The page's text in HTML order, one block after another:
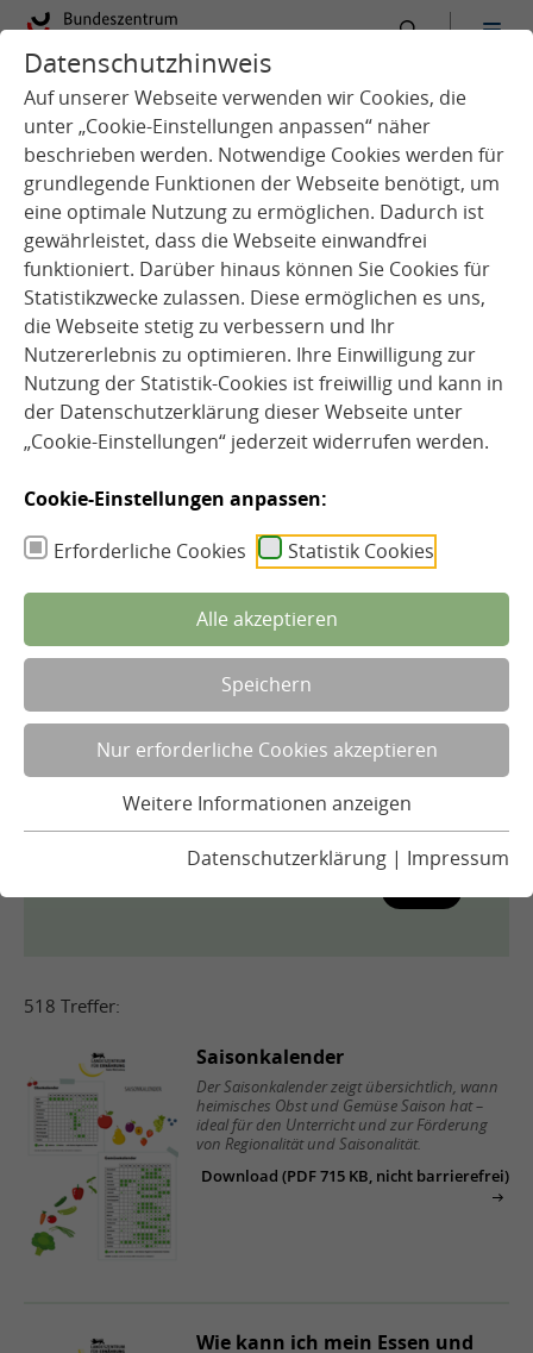
Datenschutzhinweis
Auf unserer Webseite verwenden wir Cookies, die
unter „Cookie-Einstellungen anpassen“ näher
beschrieben werden. Notwendige Cookies werden für
grundlegende Funktionen der Webseite benötigt, um
eine optimale Nutzung zu ermöglichen. Dadurch ist
gewährleistet, dass die Webseite einwandfrei
funktioniert. Darüber hinaus können Sie Cookies für
Statistikzwecke zulassen. Diese ermöglichen es uns,
die Webseite stetig zu verbessern und Ihr
Nutzererlebnis zu optimieren. Ihre Einwilligung zur
Nutzung der Statistik-Cookies ist freiwillig und kann in
der Datenschutzerklärung dieser Webseite unter
„Cookie-Einstellungen“ jederzeit widerrufen werden.
Cookie-Einstellungen anpassen:
Erforderliche Cookies
Statistik Cookies
Alle akzeptieren
Speichern
Nur erforderliche Cookies akzeptieren
Weitere Informationen anzeigen
Datenschutzerklärung | Impressum
:
Suche
Filter
Medienart
Setting
Herausgeber
Dokumentenformat
518 Treffer:
Saisonkalender
Der Saisonkalender zeigt übersichtlich, wann
heimisches Obst und Gemüse Saison hat –
ideal für den Unterricht und zur Förderung
von Regionalität und Saisonalität.
Download (PDF 715 KB, nicht barrierefrei)
Wie kann ich mein Essen und